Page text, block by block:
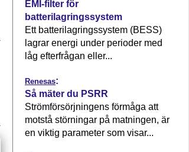
EMI-filter för
batterilagringssystem
Ett batterilagringssystem (BESS)
lagrar energi under perioder med
låg efterfrågan eller...
Renesas:
Så mäter du PSRR
Strömförsörjningens förmåga att
motstå störningar på matningen, är
en viktig parameter som visar...